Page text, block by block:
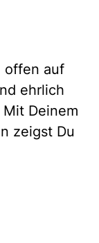
offen auf
ehrlich
Deinem
zeigst Du